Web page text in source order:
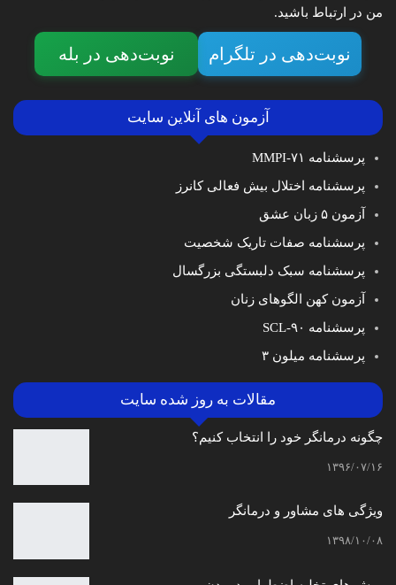
من در ارتباط باشید.
نوبت‌دهی در تلگرام نوبت‌دهی در بله
آزمون های آنلاین سایت
پرسشنامه MMPI-۷۱
پرسشنامه اختلال بیش فعالی کانرز
آزمون ۵ زبان عشق
پرسشنامه صفات تاریک شخصیت
پرسشنامه سبک دلبستگی بزرگسال
آزمون کهن الگوهای زنان
پرسشنامه SCL-۹۰
پرسشنامه میلون ۳
مقالات به روز شده سایت
چگونه درمانگر خود را انتخاب کنیم؟
۱۳۹۶/۰۷/۱۶
ویژگی های مشاور و درمانگر
۱۳۹۸/۱۰/۰۸